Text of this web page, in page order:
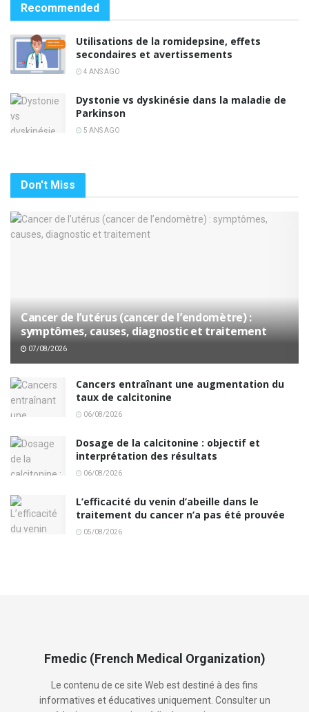
Recommended
Utilisations de la romidepsine, effets
secondaires et avertissements
4 ANS AGO
Dystonie vs dyskinésie dans la maladie de
Parkinson
5 ANS AGO
Don't Miss
Cancer de l’utérus (cancer de l’endomètre) :
symptômes, causes, diagnostic et traitement
07/08/2026
Cancers entraînant une augmentation du
taux de calcitonine
06/08/2026
Dosage de la calcitonine : objectif et
interprétation des résultats
06/08/2026
L’efficacité du venin d’abeille dans le
traitement du cancer n’a pas été prouvée
05/08/2026
Fmedic (French Medical Organization)
Le contenu de ce site Web est destiné à des fins
informatives et éducatives uniquement. Consulter un